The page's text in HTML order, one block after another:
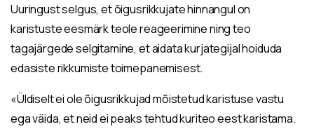
Uuringust selgus, et õigusrikkujate hinnangul on
karistuste eesmärk teole reageerimine ning teo
tagajärgede selgitamine, et aidata kurjategijal hoiduda
edasiste rikkumiste toimepanemisest.
«Üldiselt ei ole õigusrikkujad mõistetud karistuse vastu
ega väida, et neid ei peaks tehtud kuriteo eest karistama.